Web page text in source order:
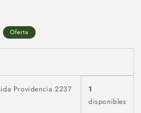
Oferta
Providencia 2237
1
disponibles